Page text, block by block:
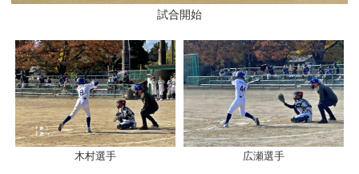
試合開始
木村選手 広瀬選手